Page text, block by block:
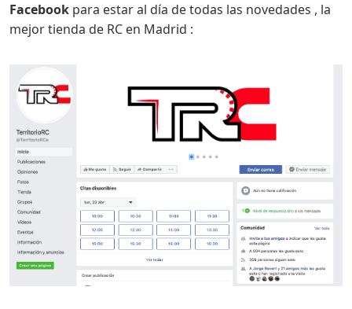
Facebook para estar al día de todas las novedades , la
mejor tienda de RC en Madrid :